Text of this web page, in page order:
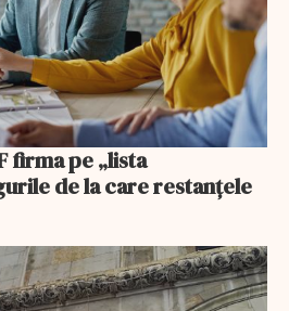
firma pe „lista
de la care restanțele